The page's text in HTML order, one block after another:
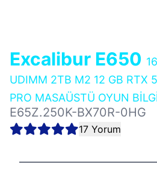
Excalibur E650
UDIMM 2TB M2 12 GB RTX
PRO MASAÜSTÜ OYUN
E65Z.250K-BX70R-0HG
17 Yorum